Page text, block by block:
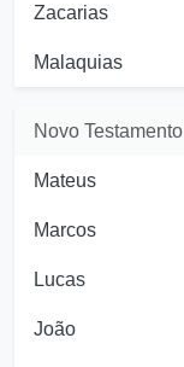
Zacarias
Malaquias
Novo Testamento
Mateus
Marcos
Lucas
João